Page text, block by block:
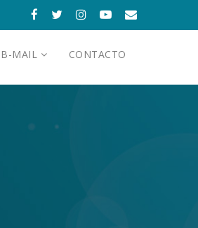
MAIL CONTACTO